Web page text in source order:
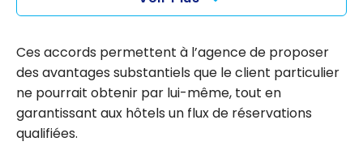
e ?
Club :
fonctionne
le
programm
e ?
Ces accords permettent à l’agence de proposer
des avantages substantiels que le client particulier
ne pourrait obtenir par lui-même, tout en
garantissant aux hôtels un flux de réservations
qualifiées.